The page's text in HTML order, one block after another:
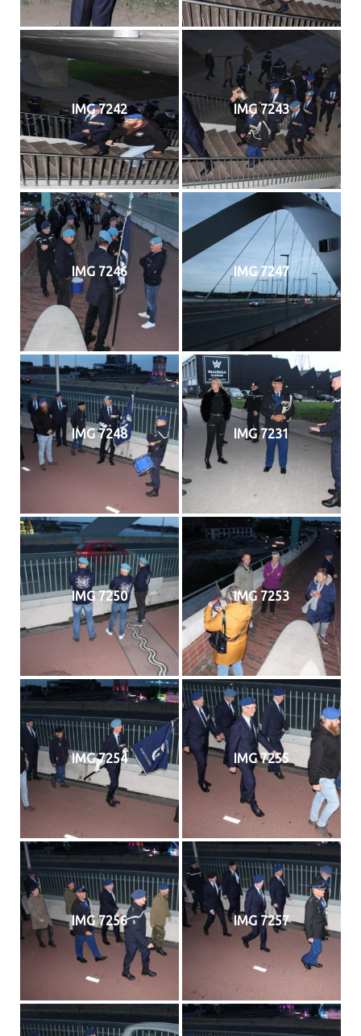
IMG 7242 IMG 7243
IMG 7246 IMG 7247
IMG 7248 IMG 7231
IMG 7250 IMG 7253
IMG 7254 IMG 7255
IMG 7256 IMG 7257